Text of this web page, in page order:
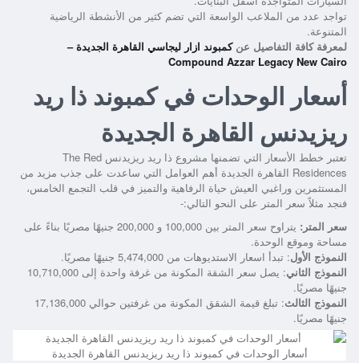
تواجد عدد من الملاعب الواسعة التي تضم كثير من الأنشطة الرياضية
المتنوعة.
لمعرفة كافة التفاصيل عنكمبوند ازار ليجاسي القاهرة الجديدة –
Compound Azzar Legacy New Cairo
أسعار الوحدات في كمبوند ذا ريد
ريزيدنس القاهرة الجديدة
تعتبر خطط الأسعار التي تضمنها
مشروع ذا ريد ريزيدنس The Red
Residences القاهرة الجديدة
أهم العوامل التي ساعدت على جذب مزيد من
المستثمرين وراغبي العيش حياة الرفاهية والتميز في قلب التجمع الخامس،
فنجد مثلاً سعر المتر على النحو التالي:-
سعر المتر:
يتراوح سعر المتر بين 100,000 و 200,000 جنيهًا مصريًا بناءً على
مساحة وموقع الوحدة.
النموذج الأول: تبدأ اسعار الاستديوهات من 5,474,000 جنيهًا مصريًا.
النموذج الثاني
: يصل سعر الشقة المكونة من غرفة واحدة إلى 10,710,000
جنيهًا مصريًا.
النموذج الثالث
: تبلغ قيمة الشقق المكونة من غرفتين حوالي 17,136,000
جنيهًا مصريًا.
أسعار الوحدات في كمبوند ذا ريد ريزيدنس القاهرة الجديدة